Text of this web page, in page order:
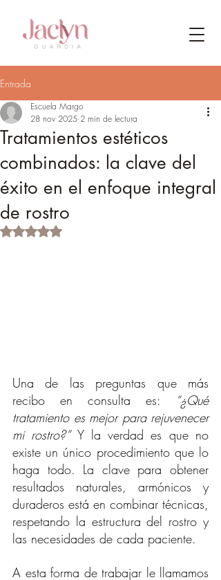
Entrada
Tratamientos estéticos
combinados: la clave del
éxito en el enfoque integral
de rostro
Escuela Margo
28 nov 2025 2 min de lectura
Obtuvo NaN de 5 estrellas.
Una de las preguntas que más
recibo en consulta es:
“¿Qué
tratamiento es mejor para rejuvenecer
mi rostro?” Y la verdad es que no
existe un único procedimiento que lo
haga todo. La clave para obtener
resultados naturales, armónicos y
duraderos está en combinar técnicas,
respetando la estructura del rostro y
las necesidades de cada paciente.